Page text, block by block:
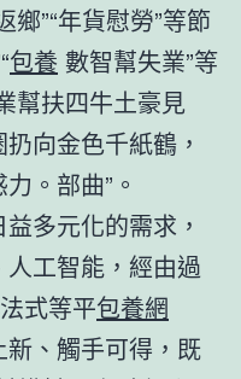
”“年貨慰勞”等節
包養 數智幫失業”等
幫扶四牛土豪見
向金色千紙鶴，
。部曲”。
多元化的需求，
工智能，經由過
式等平包養網
、觸手可得，既